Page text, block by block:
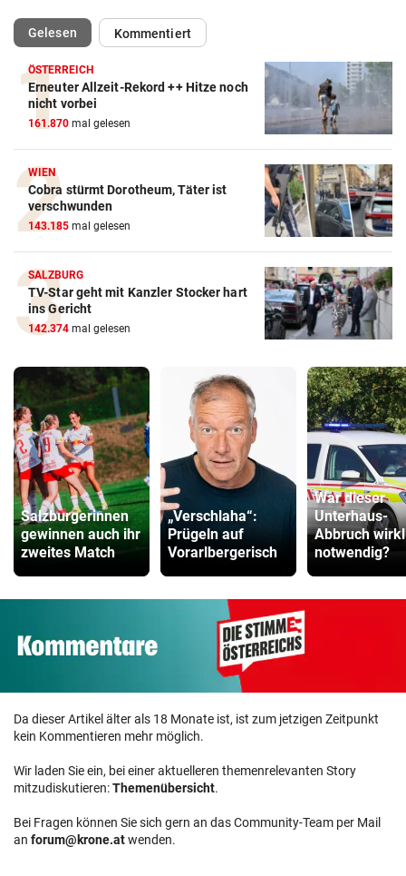
Gelesen(ausgewählt)Kommentiert
ÖSTERREICH
Erneuter Allzeit-Rekord ++ Hitze noch
nicht vorbei
161.870 mal gelesen
WIEN
Cobra stürmt Dorotheum, Täter ist
verschwunden
143.185 mal gelesen
SALZBURG
TV-Star geht mit Kanzler Stocker hart
ins Gericht
142.374 mal gelesen
Salzburgerinnen
gewinnen auch ihr
zweites Match
„Verschlaha“:
Prügeln auf
Vorarlbergerisch
War dieser
Unterhaus-
Abbruch
notwendig?
Da dieser Artikel älter als 18 Monate ist, ist zum jetzigen Zeitpunkt
kein Kommentieren mehr möglich.
Wir laden Sie ein, bei einer aktuelleren themenrelevanten Story
mitzudiskutieren:Themenübersicht.
Bei Fragen können Sie sich gern an das Community-Team per Mail
an forum@krone.atwenden.